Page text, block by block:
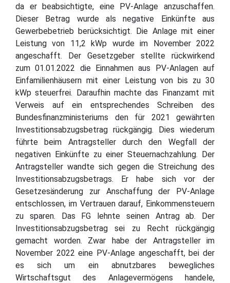
da er beabsichtigte, eine PV-Anlage anzuschaffen.
Dieser Betrag wurde als negative Einkünfte aus
Gewerbebetrieb berücksichtigt. Die Anlage mit einer
Leistung von 11,2 kWp wurde im November 2022
angeschafft. Der Gesetzgeber stellte rückwirkend
zum 01.01.2022 die Einnahmen aus PV-Anlagen auf
Einfamilienhäusern mit einer Leistung von bis zu 30
kWp steuerfrei. Daraufhin machte das Finanzamt mit
Verweis auf ein entsprechendes Schreiben des
Bundesfinanzministeriums den für 2021 gewährten
Investitionsabzugsbetrag rückgängig. Dies wiederum
führte beim Antragsteller durch den Wegfall der
negativen Einkünfte zu einer Steuernachzahlung. Der
Antragsteller wandte sich gegen die Streichung des
Investitionsabzugsbetrags. Er habe sich vor der
Gesetzesänderung zur Anschaffung der PV-Anlage
entschlossen, im Vertrauen darauf, Einkommensteuern
zu sparen. Das FG lehnte seinen Antrag ab. Der
Investitionsabzugsbetrag sei zu Recht rückgängig
gemacht worden. Zwar habe der Antragsteller im
November 2022 eine PV-Anlage angeschafft, bei der
es sich um ein abnutzbares bewegliches
Wirtschaftsgut des Anlagevermögens handele,